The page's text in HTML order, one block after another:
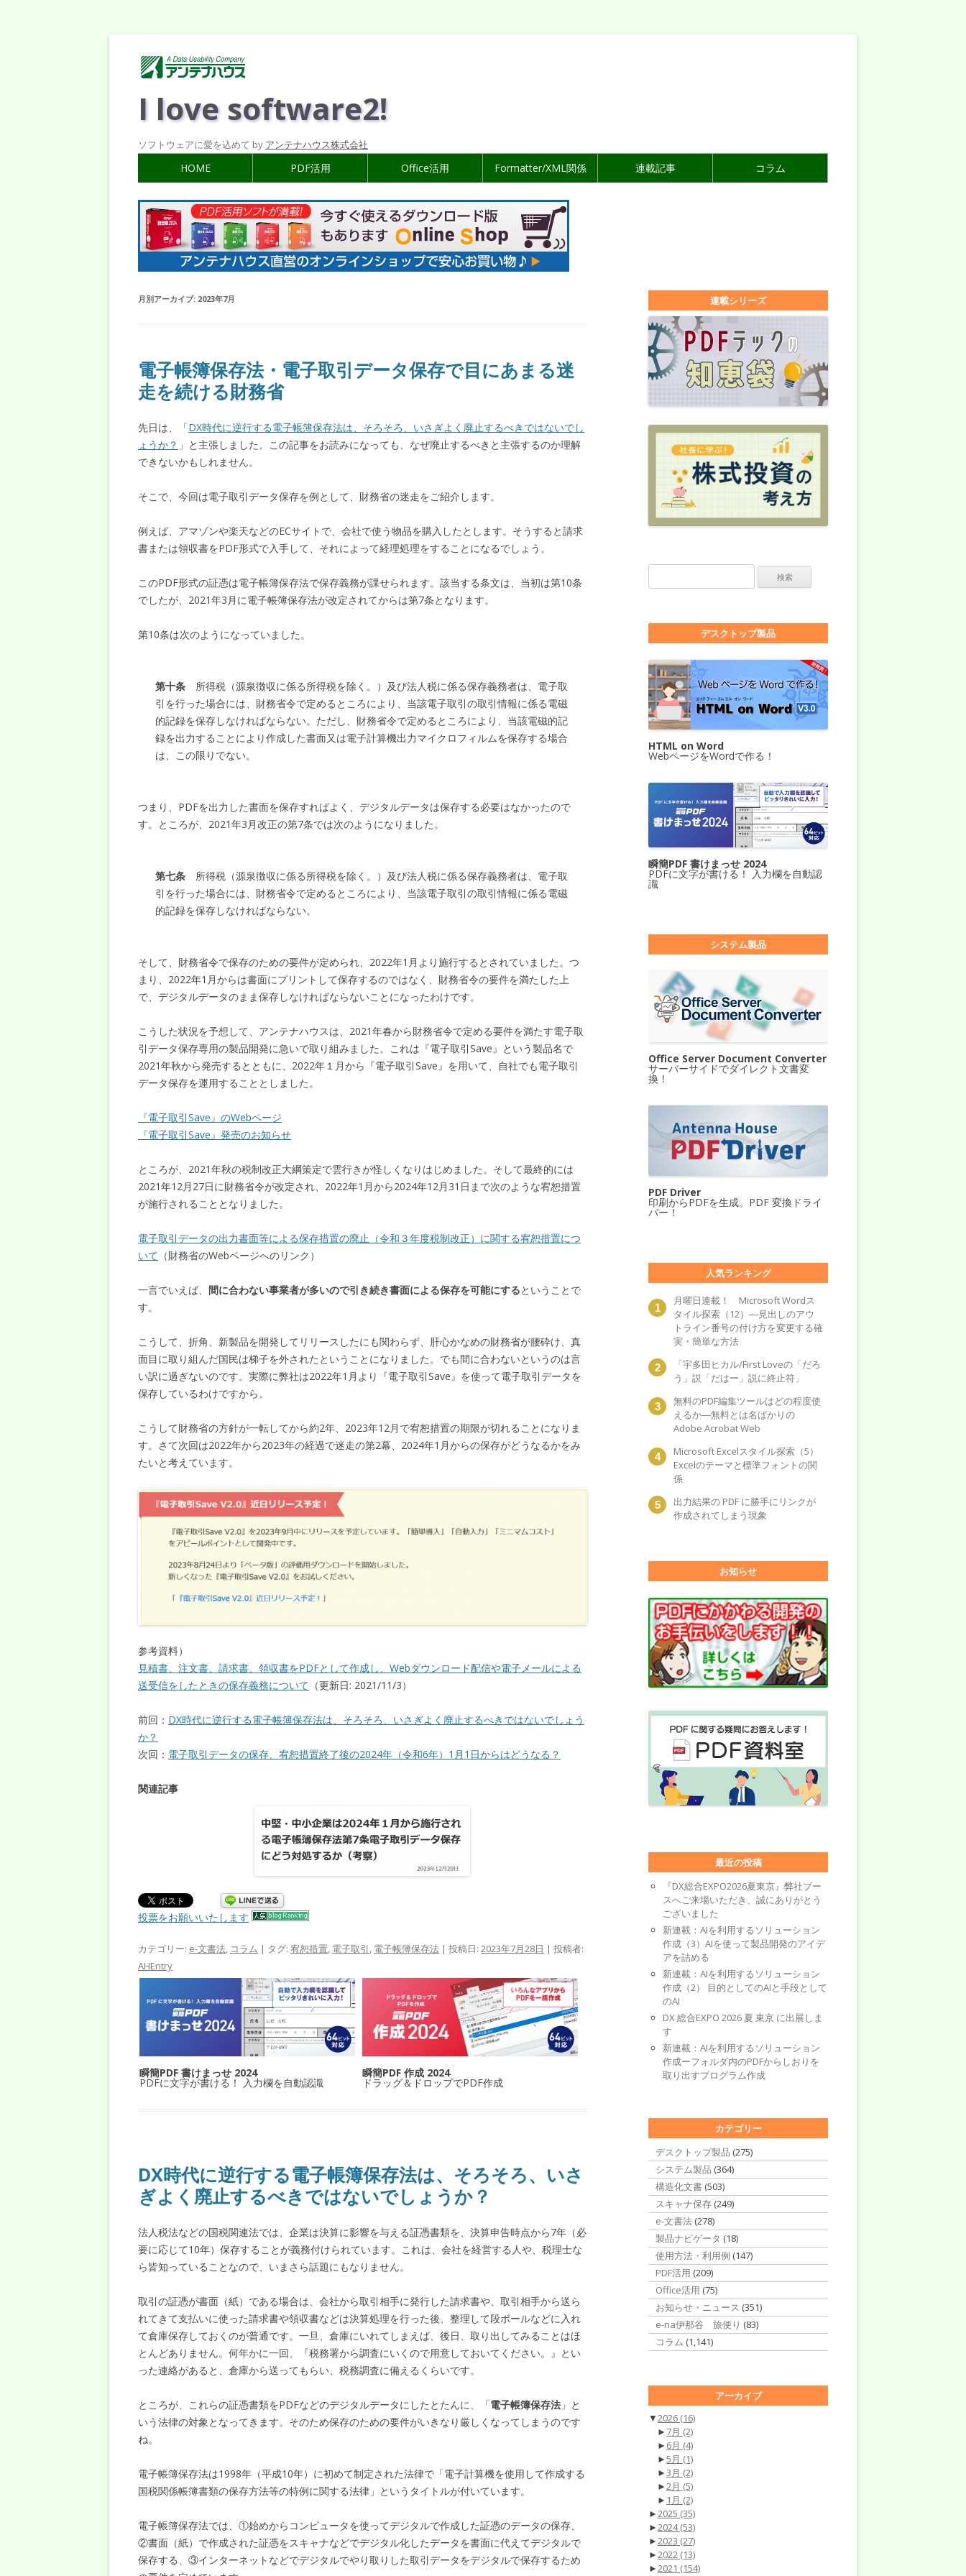
I love software2!
ソフトウェアに愛を込めて by アンテナハウス株式会社
HOME PDF活用 Office活用 Formatter/XML関係 連載記事 コラム
月別アーカイブ: 2023年7月
電子帳簿保存法・電子取引データ保存で目にあまる迷
走を続ける財務省
先日は、「DX時代に逆行する電子帳簿保存法は、そろそろ、いさぎよく廃止するべきではないでし
ょうか？ 」と主張しました。この記事をお読みになっても、なぜ廃止するべきと主張するのか理解
できないかもしれません。
そこで、今回は電子取引データ保存を例として、財務省の迷走をご紹介します。
例えば、アマゾンや楽天などのECサイトで、会社で使う物品を購入したとします。そうすると請求
書または領収書をPDF形式で入手して、それによって経理処理をすることになるでしょう。
このPDF形式の証憑は電子帳簿保存法で保存義務が課せられます。該当する条文は、当初は第10条
でしたが、2021年3月に電子帳簿保存法が改定されてからは第7条となります。
第10条は次のようになっていました。
第十条 所得税（源泉徴収に係る所得税を除く。）及び法人税に係る保存義務者は、電子取
引を行った場合には、財務省令で定めるところにより、当該電子取引の取引情報に係る電磁
的記録を保存しなければならない。ただし、財務省令で定めるところにより、当該電磁的記
録を出力することにより作成した書面又は電子計算機出力マイクロフィルムを保存する場合
は、この限りでない。
つまり、PDFを出力した書面を保存すればよく、デジタルデータは保存する必要はなかったので
す。ところが、2021年3月改正の第7条では次のようになりました。
第七条 所得税（源泉徴収に係る所得税を除く。）及び法人税に係る保存義務者は、電子取
引を行った場合には、財務省令で定めるところにより、当該電子取引の取引情報に係る電磁
的記録を保存しなければならない。
そして、財務省令で保存のための要件が定められ、2022年1月より施行するとされていました。つ
まり、2022年1月からは書面にプリントして保存するのではなく、財務省令の要件を満たした上
で、デジタルデータのまま保存しなければならないことになったわけです。
こうした状況を予想して、アンテナハウスは、2021年春から財務省令で定める要件を満たす電子取
引データ保存専用の製品開発に急いで取り組みました。これは『電子取引Save』という製品名で
2021年秋から発売するとともに、2022年１月から『電子取引Save』を用いて、自社でも電子取引
データ保存を運用することとしました。
『電子取引Save』のWebページ
『電子取引Save』発売のお知らせ
ところが、2021年秋の税制改正大綱策定で雲行きが怪しくなりはじめました。そして最終的には
2021年12月27日に財務省令が改定され、2022年1月から2024年12月31日まで次のような宥恕措置
が施行されることとなりました。
電子取引データの出力書面等による保存措置の廃止（令和３年度税制改正）に関する宥恕措置につ
いて （財務省のWebページへのリンク）
一言でいえば、 間に合わない事業者が多いので引き続き書面による保存を可能にするということで
す。
こうして、折角、新製品を開発してリリースしたにも関わらず、肝心かなめの財務省が腰砕け、真
面目に取り組んだ国民は梯子を外されたということになりました。でも間に合わないというのは言
い訳に過ぎないのです。実際に弊社は2022年1月より『電子取引Save』を使って電子取引データを
保存しているわけですから。
こうして財務省の方針が一転してから約2年、2023年12月で宥恕措置の期限が切れることになりま
す。さて次回は2022年から2023年の経過で迷走の第2幕、2024年1月からの保存がどうなるかをみ
たいと考えています。
参考資料）
見積書、注文書、請求書、領収書をPDFとして作成し、Webダウンロード配信や電子メールによる
送受信をしたときの保存義務について （更新日: 2021/11/3）
前回： DX時代に逆行する電子帳簿保存法は、そろそろ、いさぎよく廃止するべきではないでしょう
か？
次回： 電子取引データの保存、宥恕措置終了後の2024年（令和6年）1月1日からはどうなる？
関連記事
投票をお願いいたします
カテゴリー: e-文書法, コラム | タグ: 宥恕措置, 電子取引, 電子帳簿保存法 | 投稿日: 2023年7月28日 | 投稿者:
AHEntry
瞬簡PDF 書けまっせ 2024
PDFに文字が書ける！ 入力欄を自動認識
瞬簡PDF 作成 2024
ドラッグ＆ドロップでPDF作成
DX時代に逆行する電子帳簿保存法は、そろそろ、いさ
ぎよく廃止するべきではないでしょうか？
法人税法などの国税関連法では、企業は決算に影響を与える証憑書類を、決算申告時点から7年（必
要に応じて10年）保存することが義務付けられています。これは、会社を経営する人や、税理士な
ら皆知っていることなので、いまさら話題にもなりません。
取引の証憑が書面（紙）である場合は、会社から取引相手に発行した請求書や、取引相手から送ら
れてきて支払いに使った請求書や領収書などは決算処理を行った後、整理して段ボールなどに入れ
て倉庫保存しておくのが普通です。一旦、倉庫にいれてしまえば、後日、取り出してみることはほ
とんどありません。何年かに一回、『税務署から調査にいくので用意しておいてください。』とい
った連絡があると、倉庫から送ってもらい、税務調査に備えるくらいです。
ところが、これらの証憑書類をPDFなどのデジタルデータにしたとたんに、「電子帳簿保存法 」と
いう法律の対象となってきます。そのため保存のための要件がいきなり厳しくなってしまうのです
ね。
電子帳簿保存法は1998年（平成10年）に初めて制定された法律で「電子計算機を使用して作成する
国税関係帳簿書類の保存方法等の特例に関する法律」というタイトルが付いています。
電子帳簿保存法では、①始めからコンピュータを使ってデジタルで作成した証憑のデータの保存、
②書面（紙）で作成された証憑をスキャナなどでデジタル化したデータを書面に代えてデジタルで
保存する、③インターネットなどでデジタルでやり取りした取引データをデジタルで保存するため
連載シリーズ
デスクトップ製品
HTML on Word
WebページをWordで作る！
瞬簡PDF 書けまっせ 2024
PDFに文字が書ける！ 入力欄を自動認
識
システム製品
Office Server Document Converter
サーバーサイドでダイレクト文書変
換！
PDF Driver
印刷からPDFを生成。PDF 変換ドライ
バー！
人気ランキング
月曜日連載！ Microsoft Wordス
タイル探索（12）―見出しのアウ
トライン番号の付け方を変更する確
実・簡単な方法
「宇多田ヒカル/First Loveの「だろ
う」説「だはー」説に終止符」
無料のPDF編集ツールはどの程度使
えるか―無料とは名ばかりの
Adobe Acrobat Web
Microsoft Excelスタイル探索（5）
Excelのテーマと標準フォントの関
係
出力結果の PDF に勝手にリンクが
作成されてしまう現象
お知らせ
最近の投稿
『DX総合EXPO2026夏東京』弊社ブー
スへご来場いただき、誠にありがとう
ございました
新連載：AIを利用するソリューション
作成（3）AIを使って製品開発のアイデ
アを詰める
新連載：AIを利用するソリューション
作成（2） 目的としてのAIと手段として
のAI
DX 総合EXPO 2026 夏 東京 に出展しま
す
新連載：AIを利用するソリューション
作成ーフォルダ内のPDFからしおりを
取り出すプログラム作成
カテゴリー
デスクトップ製品 (275)
システム製品 (364)
構造化文書 (503)
スキャナ保存 (249)
e-文書法 (278)
製品ナビゲータ (18)
使用方法・利用例 (147)
PDF活用 (209)
Office活用 (75)
お知らせ・ニュース (351)
e-na伊那谷 旅便り (83)
コラム (1,141)
アーカイブ
▼2026 (16)
► 7月 (2)
► 6月 (4)
►5月 (1)
►3月 (2)
►2月 (5)
► 1月 (2)
►2025 (35)
►2024(53)
►2023 (27)
►2022 (13)
►2021 (154)